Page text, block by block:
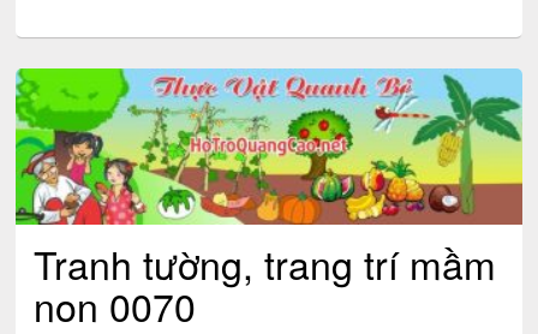
Tranh tường, trang trí mầm
non 0070